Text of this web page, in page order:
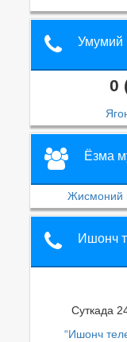
Умумий
0
Ёзма
Жисмоний
Ишонч
Суткада
“Ишонч